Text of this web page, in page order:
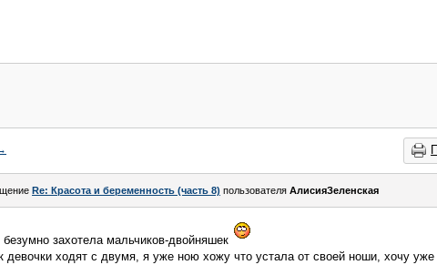
Re: Красота и беременность (часть 8) пользователя АлисияЗеленская
захотела мальчиков-двойняшек
девочки ходят с двумя, я уже ною хожу что устала от своей ноши, хочу уже